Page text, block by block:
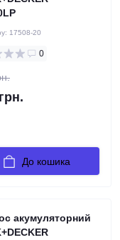
17508-20
0
До кошика
акумуляторний